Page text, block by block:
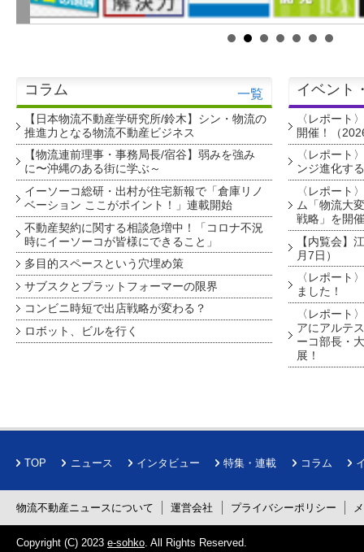
コラム 一覧
【日本物流不動産学研究所/鈴木】シン・物流の
推進力となる物流不動産ビジネス
【物流連前理事・事務局長/宿谷】弱みを強み
に〜沖縄のある街に学ぶ～
イーソーコ総研・出村が住宅新報で「倉庫リノ
ベーション ここがポイント！」連載開始
不動産契約に関する相談急増中！「コロナ不況
時にイーソーコが皆様にできること」
多目的スペースという穴埋め策
サブスクとプラットフォーマーの限界
コンビニ時短で出店戦略が変わる？
ロボット、ビルを行く
イベント
〈レポート
開催！（
〈レポート
ンジ進化す
〈レポート
ム「物流大
戦略」を開
【内覧会】
月7日）
〈レポート
ました！
〈レポート
アにアルテ
ーコ部長・
展！
TOP ニュース インタビュー 特集・連載 コラム
物流不動産ニュースについて 運営会社 プライバシーポリシー
Copyright (C) 2023 e-sohko . All Rights Reserved.